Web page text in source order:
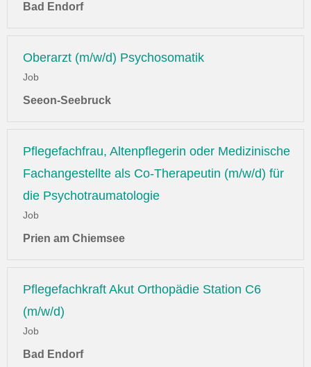
Bad Endorf
Oberarzt (m/w/d) Psychosomatik
Job
Seeon-Seebruck
Pflegefachfrau, Altenpflegerin oder Medizinische
Fachangestellte als Co-Therapeutin (m/w/d) für
die Psychotraumatologie
Job
Prien am Chiemsee
Pflegefachkraft Akut Orthopädie Station C6
(m/w/d)
Job
Bad Endorf